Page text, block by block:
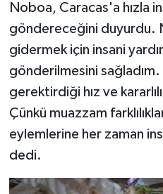
Noboa, Caracas'a hızla
göndereceğini duyurdu.
gidermek için insani
gönderilmesini sağladım.
gerektirdiği hız ve
Çünkü muazzam
eylemlerine her zaman
dedi.